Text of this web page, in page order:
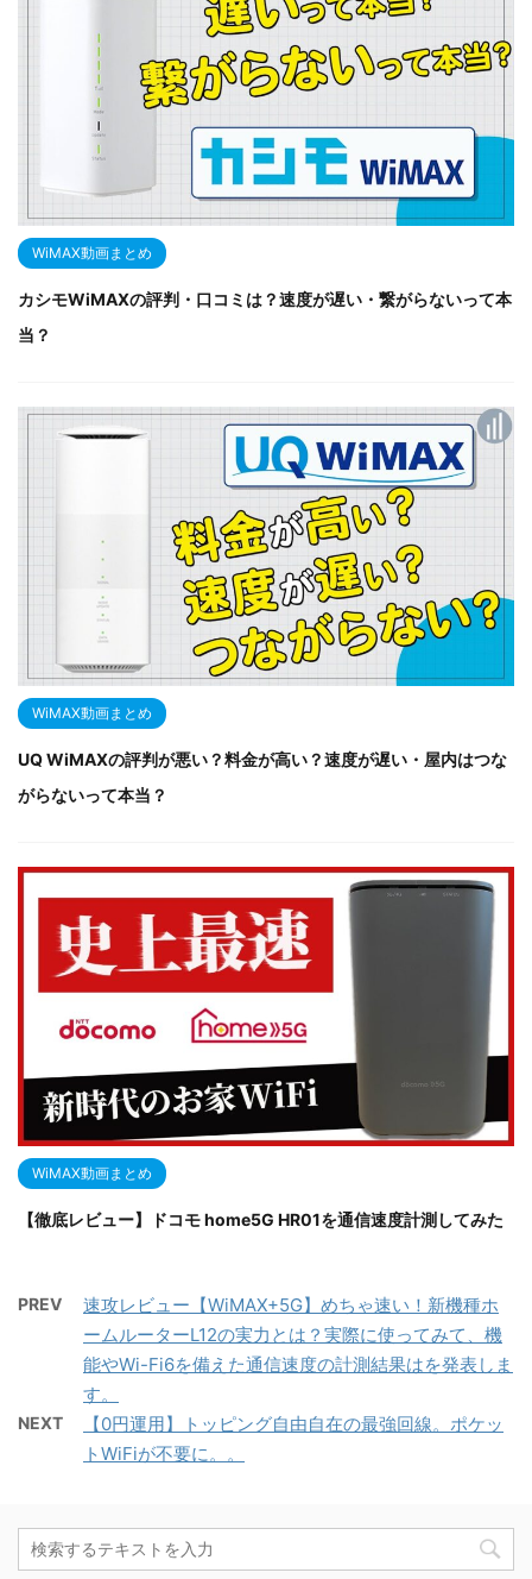
WiMAX動画まとめ
カシモWiMAXの評判・口コミは？速度が遅い・繋がらないって本
当？
WiMAX動画まとめ
UQ WiMAXの評判が悪い？料金が高い？速度が遅い・屋内はつな
がらないって本当？
WiMAX動画まとめ
【徹底レビュー】ドコモ home5G HR01を通信速度計測してみた
PREV
速攻レビュー【WiMAX+5G】めちゃ速い！新機種ホ
ームルーターL12の実力とは？実際に使ってみて、機
能やWi-Fi6を備えた通信速度の計測結果はを発表しま
す。
NEXT
【0円運用】トッピング自由自在の最強回線。ポケッ
トWiFiが不要に。。